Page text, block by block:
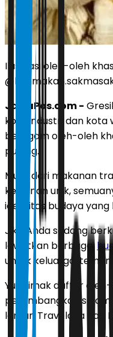
Ilustrasi oleh-oleh
JawaPos.com-
kota industri dan kota
beragam oleh-oleh
pulang.
Mulai dari makanan
kerajinan unik,
identitas budaya yang
Jika Anda sedang
lewatkan berbagai
untuk keluarga,
Yuk simak daftar
pertimbangkan
laman Traveloka dan